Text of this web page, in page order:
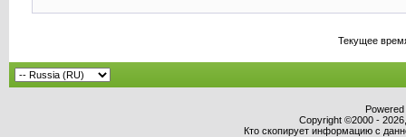
Текущее
Copyright ©2000 -
Кто скопирует информацию с